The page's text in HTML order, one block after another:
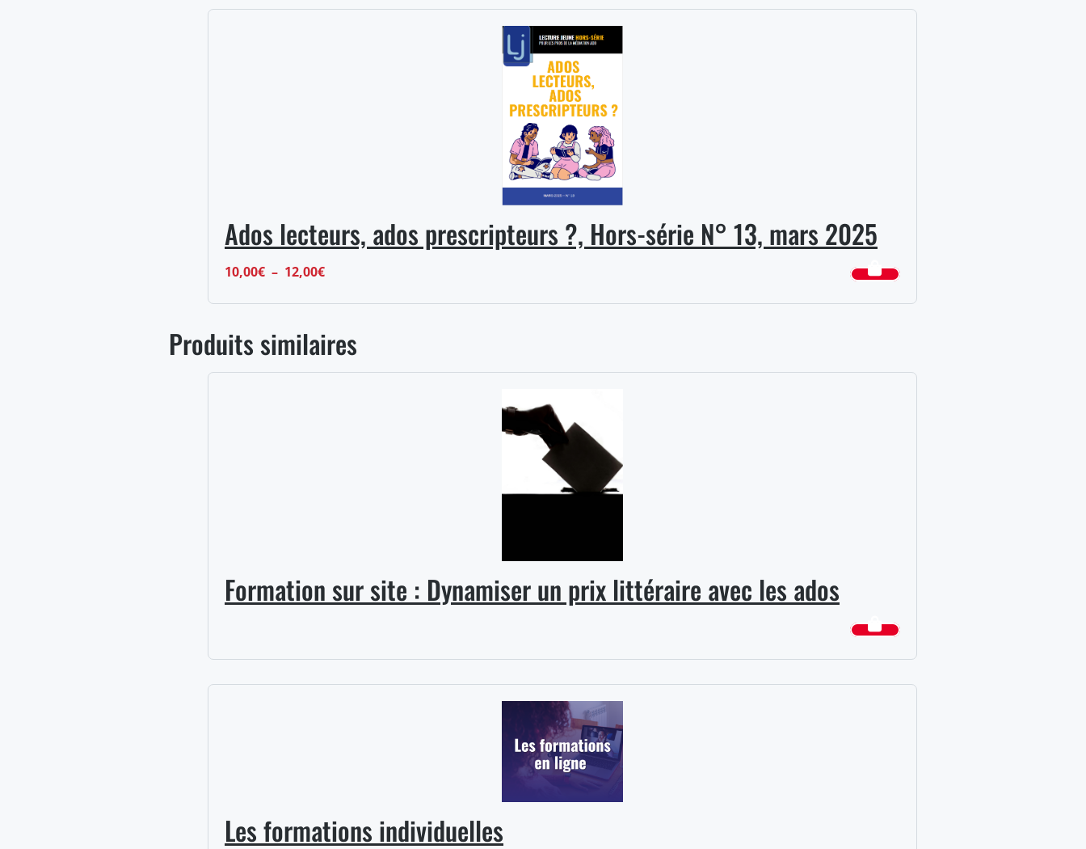
Ados lecteurs, ados prescripteurs ?, Hors-série N° 13, mars 2025
10,00€ – 12,00€Plage
10,00€
à
Produits similaires
Formation sur site : Dynamiser un prix littéraire avec les ados
Les formations individuelles